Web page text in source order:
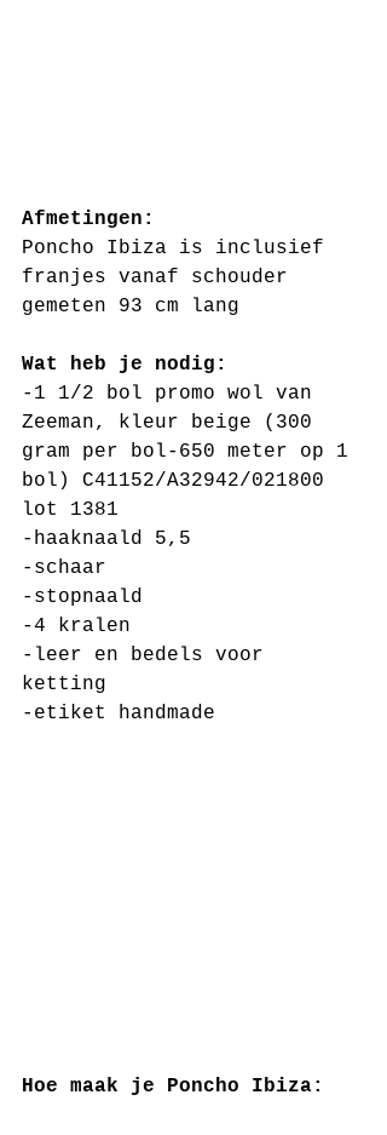
Afmetingen:
Poncho Ibiza is inclusief
franjes vanaf schouder
gemeten 93 cm lang
Wat heb je nodig:
-1 1/2 bol promo wol van
Zeeman, kleur beige (300
gram per bol-650 meter op 1
bol) C41152/A32942/021800
lot 1381
-haaknaald 5,5
-schaar
-stopnaald
-4 kralen
-leer en bedels voor
ketting
-etiket handmade
Hoe maak je Poncho Ibiza: